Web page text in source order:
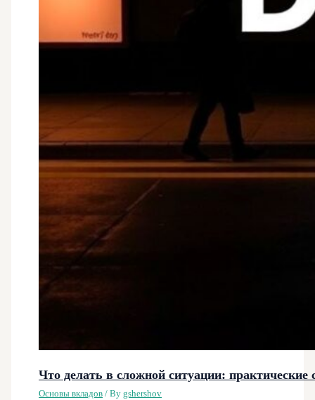
Что делать в сложной ситуации: практические
Основы вкладов / Bygshershov